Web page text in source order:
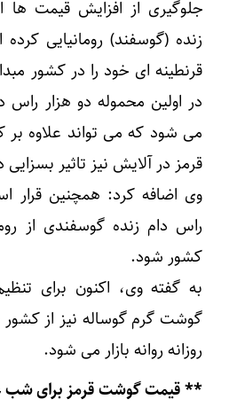
جلوگیری از افزایش قیمت ها
زنده (گوسفند) رومانیایی
قرنطینه ای خود را در کشور
در اولین محموله دو هزار
می شود که می تواند علاوه
قرمز در آلایش نیز تاثیر
راس دام زنده گوسفندی از
کشور شود.
به گفته وی، اکنون برای
گوشت گرم گوساله نیز از
روزانه روانه بازار می شود.
** قیمت گوشت قرمز برای شب